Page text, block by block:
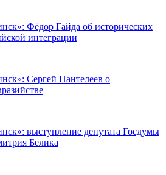
Фёдор Гайда об исторических
интеграции
Сергей Пантелеев о
выступление депутата Госдумы
Белика